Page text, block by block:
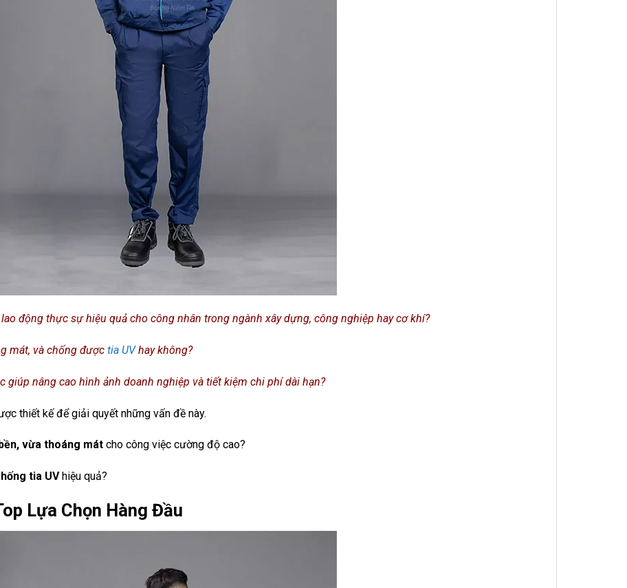
động thực sự hiệu quả cho công nhân trong ngành xây dựng, công nghiệp hay cơ khí?
mát, và chống được tia UVhay không?
nâng cao hình ảnh doanh nghiệp và tiết kiệm chi phí dài hạn?
thiết kế để giải quyết những vấn đề này.
vừa thoáng mát cho công việc cường độ cao?
tia UVhiệu quả?
Lựa Chọn Hàng Đầu